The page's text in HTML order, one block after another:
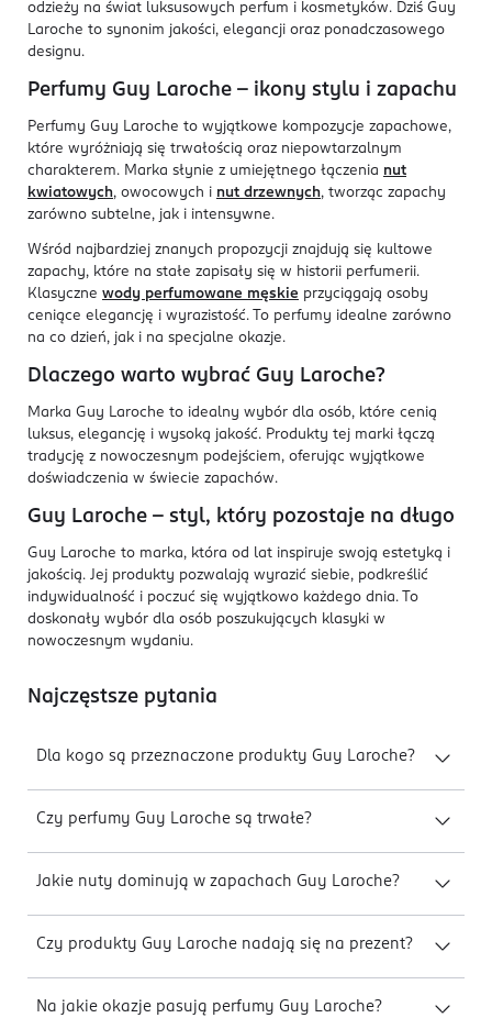
odzieży na świat luksusowych perfum i kosmetyków. Dziś Guy
Laroche to synonim jakości, elegancji oraz ponadczasowego
designu.
Perfumy Guy Laroche – ikony stylu i zapachu
Perfumy Guy Laroche to wyjątkowe kompozycje zapachowe,
które wyróżniają się trwałością oraz niepowtarzalnym
charakterem. Marka słynie z umiejętnego łączenia nut
kwiatowych, owocowych i nut drzewnych, tworząc zapachy
zarówno subtelne, jak i intensywne.
Wśród najbardziej znanych propozycji znajdują się kultowe
zapachy, które na stałe zapisały się w historii perfumerii.
Klasyczne wody perfumowane męskie przyciągają osoby
ceniące elegancję i wyrazistość. To perfumy idealne zarówno
na co dzień, jak i na specjalne okazje.
Dlaczego warto wybrać Guy Laroche?
Marka Guy Laroche to idealny wybór dla osób, które cenią
luksus, elegancję i wysoką jakość. Produkty tej marki łączą
tradycję z nowoczesnym podejściem, oferując wyjątkowe
doświadczenia w świecie zapachów.
Guy Laroche – styl, który pozostaje na długo
Guy Laroche to marka, która od lat inspiruje swoją estetyką i
jakością. Jej produkty pozwalają wyrazić siebie, podkreślić
indywidualność i poczuć się wyjątkowo każdego dnia. To
doskonały wybór dla osób poszukujących klasyki w
nowoczesnym wydaniu.
Najczęstsze pytania
Dla kogo są przeznaczone produkty Guy Laroche?
Czy perfumy Guy Laroche są trwałe?
Jakie nuty dominują w zapachach Guy Laroche?
Czy produkty Guy Laroche nadają się na prezent?
Na jakie okazje pasują perfumy Guy Laroche?